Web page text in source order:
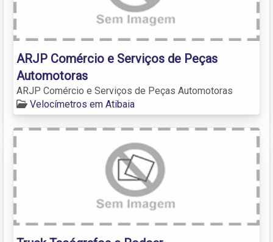
ARJP Comércio e Serviços de Peças
Automotoras
ARJP Comércio e Serviços de Peças Automotoras
Velocímetros em Atibaia